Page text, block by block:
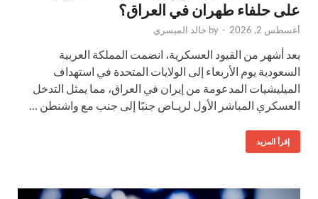
على حلفاء طهران في العراق؟
أغسطس 2, 2026 -
by خالد الميسري
بعد أشهر من القيود العسكرية، انضمت المملكة العربية
السعودية يوم الأربعاء إلى الولايات المتحدة في استهداف
الميليشيات المدعومة من إيران في العراق، مما يمثل التدخل
العسكري المباشر الأول لريـاض جنبًا إلى جنب مع واشنطن …
إقرأ المزيد